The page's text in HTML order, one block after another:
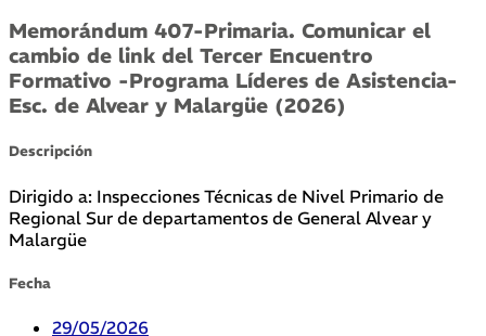
Memorándum 407-Primaria. Comunicar el
cambio de link del Tercer Encuentro
Formativo -Programa Líderes de Asistencia-
Esc. de Alvear y Malargüe (2026)
Descripción
Dirigido a: Inspecciones Técnicas de Nivel Primario de
Regional Sur de departamentos de General Alvear y
Malargüe
Fecha
29/05/2026